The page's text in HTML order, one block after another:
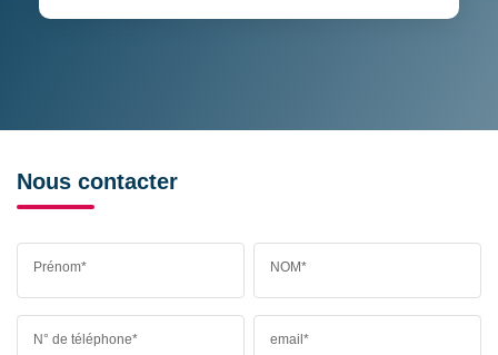
Nous contacter
Prénom* NOM*
N° de téléphone* email*